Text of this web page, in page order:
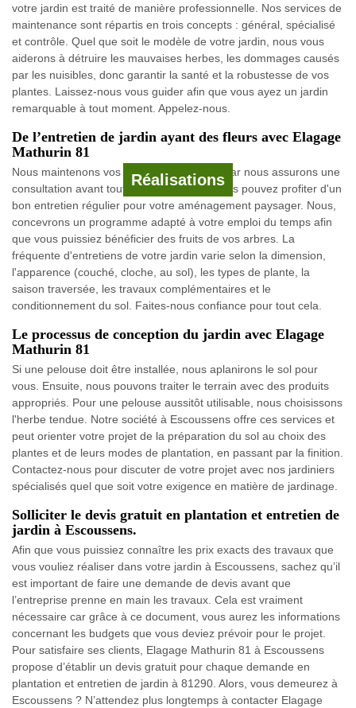
Réalisations
votre jardin est traité de manière professionnelle. Nos services de
maintenance sont répartis en trois concepts : général, spécialisé
et contrôle. Quel que soit le modèle de votre jardin, nous vous
aiderons à détruire les mauvaises herbes, les dommages causés
par les nuisibles, donc garantir la santé et la robustesse de vos
plantes. Laissez-nous vous guider afin que vous ayez un jardin
remarquable à tout moment. Appelez-nous.
De l’entretien de jardin ayant des fleurs avec Elagage
Mathurin 81
Nous maintenons vos fleurs avec minutie, car nous assurons une
consultation avant tout. Pour l'entretien, vous pouvez profiter d'un
bon entretien régulier pour votre aménagement paysager. Nous,
concevrons un programme adapté à votre emploi du temps afin
que vous puissiez bénéficier des fruits de vos arbres. La
fréquente d'entretiens de votre jardin varie selon la dimension,
l'apparence (couché, cloche, au sol), les types de plante, la
saison traversée, les travaux complémentaires et le
conditionnement du sol. Faites-nous confiance pour tout cela.
Le processus de conception du jardin avec Elagage
Mathurin 81
Si une pelouse doit être installée, nous aplanirons le sol pour
vous. Ensuite, nous pouvons traiter le terrain avec des produits
appropriés. Pour une pelouse aussitôt utilisable, nous choisissons
l'herbe tendue. Notre société à Escoussens offre ces services et
peut orienter votre projet de la préparation du sol au choix des
plantes et de leurs modes de plantation, en passant par la finition.
Contactez-nous pour discuter de votre projet avec nos jardiniers
spécialisés quel que soit votre exigence en matière de jardinage.
Solliciter le devis gratuit en plantation et entretien de
jardin à Escoussens.
Afin que vous puissiez connaître les prix exacts des travaux que
vous vouliez réaliser dans votre jardin à Escoussens, sachez qu’il
est important de faire une demande de devis avant que
l’entreprise prenne en main les travaux. Cela est vraiment
nécessaire car grâce à ce document, vous aurez les informations
concernant les budgets que vous deviez prévoir pour le projet.
Pour satisfaire ses clients, Elagage Mathurin 81 à Escoussens
propose d’établir un devis gratuit pour chaque demande en
plantation et entretien de jardin à 81290. Alors, vous demeurez à
Escoussens ? N’attendez plus longtemps à contacter Elagage